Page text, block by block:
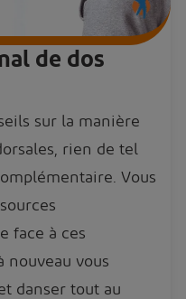
de dos
sur la manière
rien de tel
Vous
face à ces
nouveau vous
danser tout au